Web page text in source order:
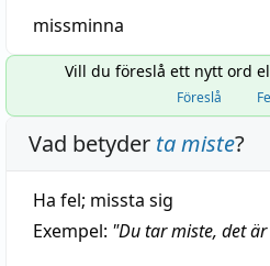
missminna
Vill du föreslå ett nytt ord
Föreslå
Vad betyder ta miste?
Ha fel; missta sig
Exempel: "Du tar miste, det